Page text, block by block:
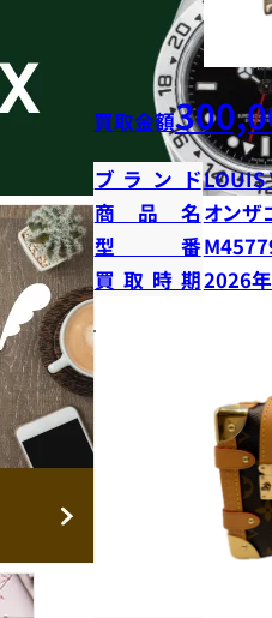
買取金額
ブランドLOUIS
商品名 オンザ
型番
買取時期2026